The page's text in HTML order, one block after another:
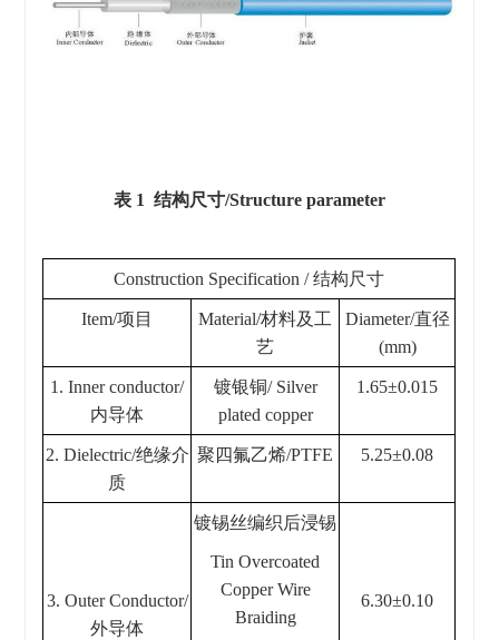
表 1 结构尺寸/Structure parameter
Construction Specification / 结构尺寸
Item/项目
Material/材料及工
艺
Diameter/直径
(mm)
1. Inner conductor/
内导体
镀银铜/ Silver
plated copper
1.65±0.015
2. Dielectric/绝缘介
质
聚四氟乙烯/PTFE 5.25±0.08
3. Outer Conductor/
外导体
镀锡丝编织后浸锡
Tin Overcoated
Copper Wire
Braiding
6.30±0.10